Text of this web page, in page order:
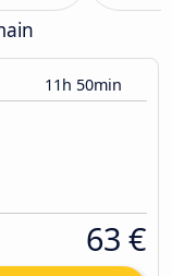
11h 50min
63 €